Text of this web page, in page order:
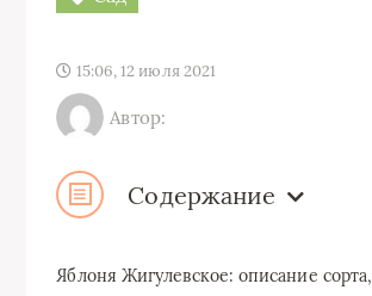
15:06, 12 июля 2021
Автор:
Содержание
Яблоня Жигулевское: описание сорта,